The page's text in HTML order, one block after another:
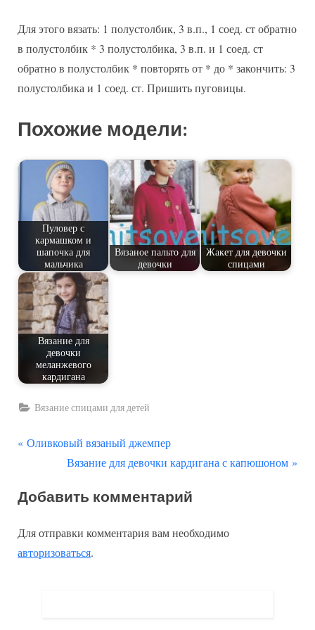
Для этого вязать: 1 полустолбик, 3 в.п., 1 соед. ст обратно
в полустолбик * 3 полустолбика, 3 в.п. и 1 соед. ст
обратно в полустолбик * повторять от * до * закончить: 3
полустолбика и 1 соед. ст. Пришить пуговицы.
Похожие модели:
Пуловер с
кармашком и
шапочка для
мальчика
Вязаное пальто для
девочки
Жакет для девочки
спицами
Вязание для
девочки
меланжевого
кардигана
Вязание спицами для детей
Навигация
записям
П
д
д
у
Оливковый вязаный джемпер
С
е
у
ю
Вязание для девочки кардигана с капюшоном
Добавить комментарий
Для отправки комментария вам необходимо
авторизоваться.